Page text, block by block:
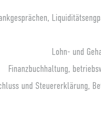
Lohn- und
Finanzbuchhaltung,
und Steuererklärung,